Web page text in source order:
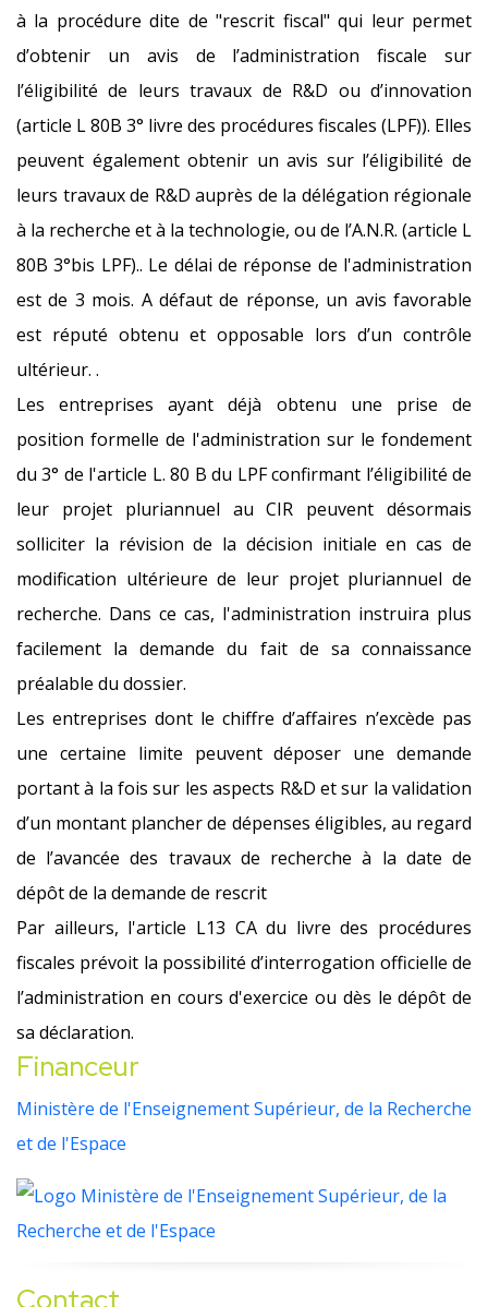
à la procédure dite de "rescrit fiscal" qui leur permet
d’obtenir un avis de l’administration fiscale sur
l’éligibilité de leurs travaux de R&D ou d’innovation
(article L 80B 3° livre des procédures fiscales (LPF)). Elles
peuvent également obtenir un avis sur l’éligibilité de
leurs travaux de R&D auprès de la délégation régionale
à la recherche et à la technologie, ou de l’A.N.R. (article L
80B 3°bis LPF).. Le délai de réponse de l'administration
est de 3 mois. A défaut de réponse, un avis favorable
est réputé obtenu et opposable lors d’un contrôle
ultérieur. .
Les entreprises ayant déjà obtenu une prise de
position formelle de l'administration sur le fondement
du 3° de l'article L. 80 B du LPF confirmant l’éligibilité de
leur projet pluriannuel au CIR peuvent désormais
solliciter la révision de la décision initiale en cas de
modification ultérieure de leur projet pluriannuel de
recherche. Dans ce cas, l'administration instruira plus
facilement la demande du fait de sa connaissance
préalable du dossier.
Les entreprises dont le chiffre d’affaires n’excède pas
une certaine limite peuvent déposer une demande
portant à la fois sur les aspects R&D et sur la validation
d’un montant plancher de dépenses éligibles, au regard
de l’avancée des travaux de recherche à la date de
dépôt de la demande de rescrit
Par ailleurs, l'article L13 CA du livre des procédures
fiscales prévoit la possibilité d’interrogation officielle de
l’administration en cours d'exercice ou dès le dépôt de
sa déclaration.
Financeur
Ministère de l'Enseignement Supérieur, de la Recherche
et de l'Espace
Contact